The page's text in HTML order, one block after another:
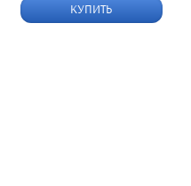
КУПИТЬ